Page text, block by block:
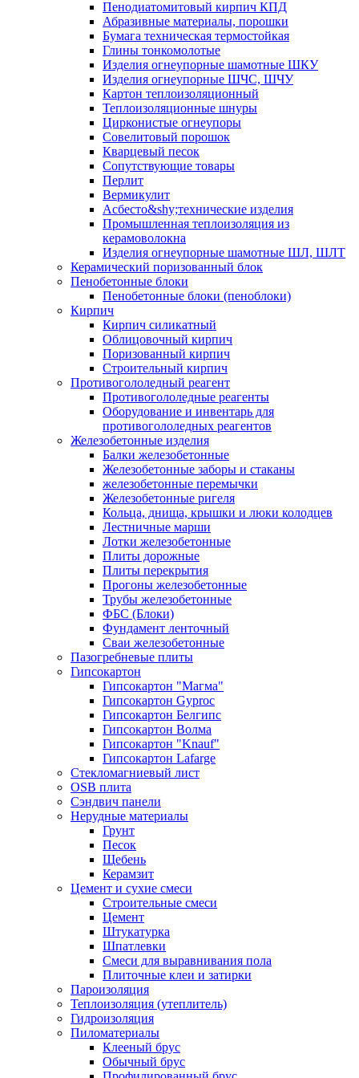
Пенодиатомитовый кирпич КПД
Абразивные материалы, порошки
Бумага техническая термостойкая
Глины тонкомолотые
Изделия огнеупорные шамотные ШКУ
Изделия огнеупорные ШЧС, ШЧУ
Картон теплоизоляционный
Теплоизоляционные шнуры
Цирконистые огнеупоры
Совелитовый порошок
Кварцевый песок
Сопутствующие товары
Перлит
Вермикулит
Асбесто&shy;технические изделия
Промышленная теплоизоляция из
керамоволокна
Изделия огнеупорные шамотные ШЛ, ШЛТ
Керамический поризованный блок
Пенобетонные блоки
Пенобетонные блоки (пеноблоки)
Кирпич
Кирпич силикатный
Облицовочный кирпич
Поризованный кирпич
Строительный кирпич
Противогололедный реагент
Противогололедные реагенты
Оборудование и инвентарь для
противогололедных реагентов
Железобетонные изделия
Балки железобетонные
Железобетонные заборы и стаканы
железобетонные перемычки
Железобетонные ригеля
Кольца, днища, крышки и люки колодцев
Лестничные марши
Лотки железобетонные
Плиты дорожные
Плиты перекрытия
Прогоны железобетонные
Трубы железобетонные
ФБС (Блоки)
Фундамент ленточный
Сваи железобетонные
Пазогребневые плиты
Гипсокартон
Гипсокартон "Магма"
Гипсокартон Gyproc
Гипсокартон Белгипс
Гипсокартон Волма
Гипсокартон "Knauf"
Гипсокартон Lafarge
Стекломагниевый лист
OSB плита
Сэндвич панели
Нерудные материалы
Грунт
Песок
Щебень
Керамзит
Цемент и сухие смеси
Строительные смеси
Цемент
Штукатурка
Шпатлевки
Смеси для выравнивания пола
Плиточные клеи и затирки
Пароизоляция
Теплоизоляция (утеплитель)
Гидроизоляция
Пиломатериалы
Клееный брус
Обычный брус